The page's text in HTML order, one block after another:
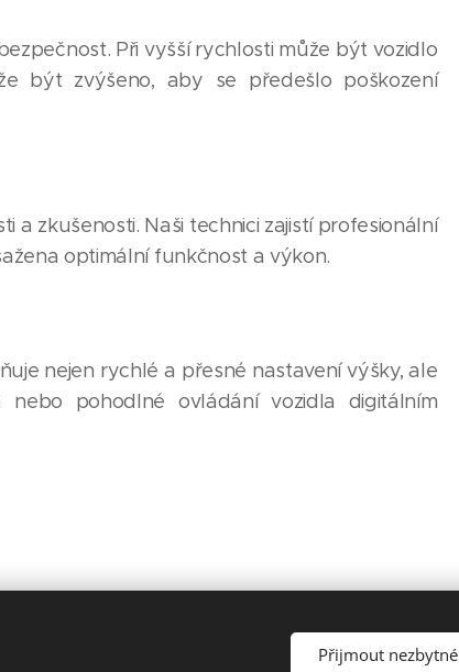
Při vyšší rychlosti může být vozidlo
být zvýšeno, aby se předešlo poškození
zkušenosti. Naši technici zajistí profesionální
optimální funkčnost a výkon.
nejen rychlé a přesné nastavení výšky, ale
pohodlné ovládání vozidla digitálním
Přijmout nezbytné